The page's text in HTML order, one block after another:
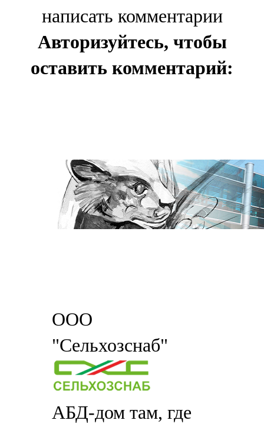
написать комментарии
Авторизуйтесь, чтобы
оставить комментарий:
ООО
"Сельхозснаб"
АБД-дом там, где